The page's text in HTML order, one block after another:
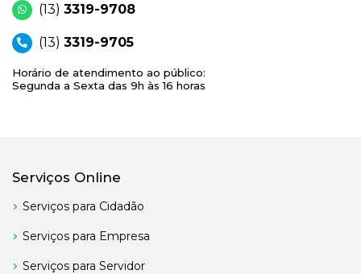
(13) 3319-9708
(13) 3319-9705
Horário de atendimento ao público:
Segunda a Sexta das 9h às 16 horas
Serviços Online
Serviços para Cidadão
Serviços para Empresa
Serviços para Servidor